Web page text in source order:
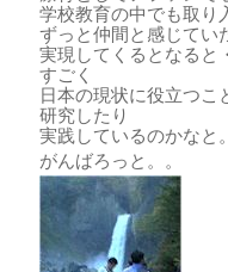
学校教育の中でも取り
ずっと仲間と感じてい
実現してくるとなると
すごく
日本の現状に役立つこ
研究したり
実践しているのかなと
がんばろっと。。